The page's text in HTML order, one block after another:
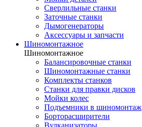
Сверлильные станки
Заточные станки
Дымогенераторы
Аксессуары и запчасти
Шиномонтажное
Шиномонтажное
Балансировочные станки
Шиномонтажные станки
Комплекты станков
Станки для правки дисков
Мойки колес
Подъемники в шиномонтаж
Борторасширители
Вулканизаторы